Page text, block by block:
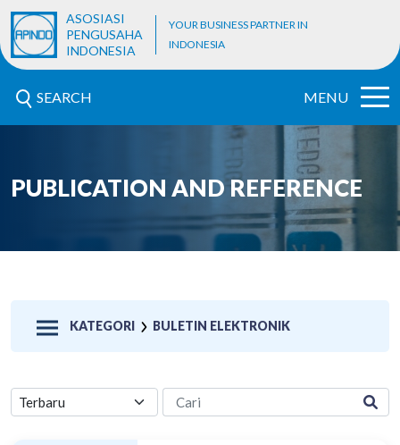
ASOSIASI
PENGUSAHA
INDONESIA
YOUR BUSINESS PARTNER IN
INDONESIA
SEARCH MENU
PUBLICATION AND REFERENCE
KATEGORI BULETIN ELEKTRONIK